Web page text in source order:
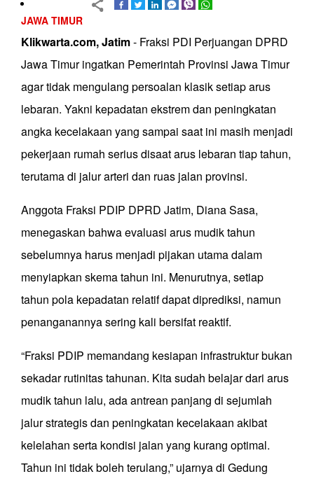
JAWA TIMUR
Klikwarta.com, Jatim- Fraksi PDI Perjuangan DPRD
Jawa Timur ingatkan Pemerintah Provinsi Jawa Timur
agar tidak mengulang persoalan klasik setiap arus
lebaran. Yakni kepadatan ekstrem dan peningkatan
angka kecelakaan yang sampai saat ini masih menjadi
pekerjaan rumah serius disaat arus lebaran tiap tahun,
terutama di jalur arteri dan ruas jalan provinsi.
Anggota Fraksi PDIP DPRD Jatim, Diana Sasa,
menegaskan bahwa evaluasi arus mudik tahun
sebelumnya harus menjadi pijakan utama dalam
menyiapkan skema tahun ini. Menurutnya, setiap
tahun pola kepadatan relatif dapat diprediksi, namun
penanganannya sering kali bersifat reaktif.
“Fraksi PDIP memandang kesiapan infrastruktur bukan
sekadar rutinitas tahunan. Kita sudah belajar dari arus
mudik tahun lalu, ada antrean panjang di sejumlah
jalur strategis dan peningkatan kecelakaan akibat
kelelahan serta kondisi jalan yang kurang optimal.
Tahun ini tidak boleh terulang,” ujarnya di Gedung